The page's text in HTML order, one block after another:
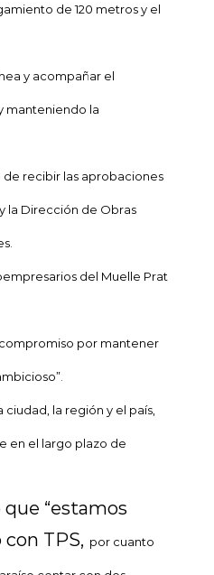
de120 metrosy el
y acompañar el
manteniendo la
de recibir las aprobaciones
la Dirección de Obras
del Muelle Prat
por mantener
la región y el país,
en el largo plazo de
“estamos
TPS, por cuanto